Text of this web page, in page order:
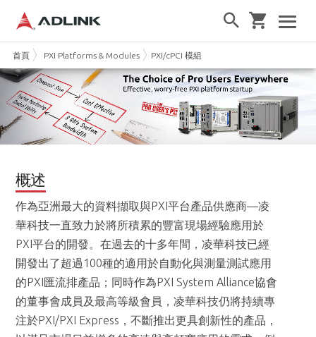
首頁 PXI Platforms & Modules PXI/cPCI 模組
概述
作為亞洲最大的資料擷取與PXI平台產品供應商—凌
華科技一直致力於將所積累的豐富現場經驗應用於
PXI平台的開發。在過去的十多年間，凌華科技已經
開發出了超過100種的適用於自動化與測量測試應用
的PXI匯流排產品；同時作為PXI System Alliance協會
的董事會成員及最高等級會員，凌華科技仍將持續專
注於PXI/PXI Express，不斷推出更具創新性的產品，